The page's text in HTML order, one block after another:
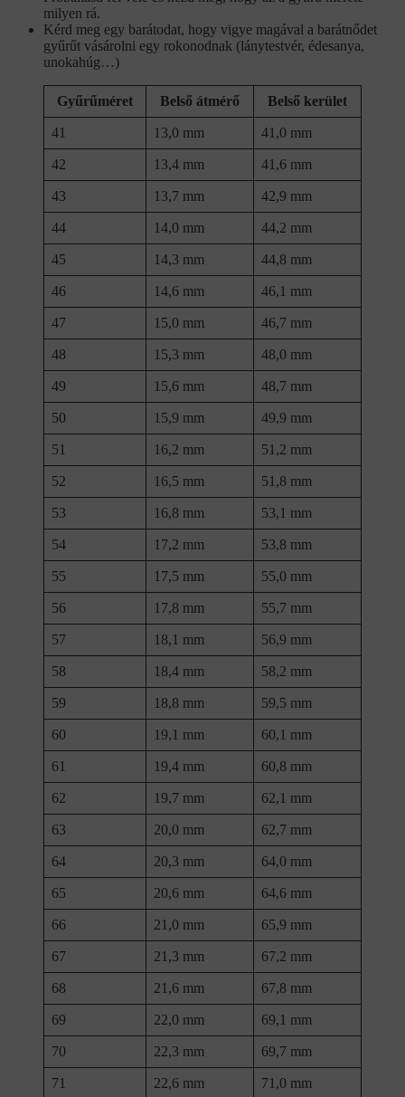
milyen rá.
Kérd meg egy barátodat, hogy vigye magával a barátnődet
gyűrűt vásárolni egy rokonodnak (lánytestvér, édesanya,
unokahúg…)
Gyűrűméret Belső átmérő Belső kerület
41 13,0 mm 41,0 mm
42 13,4 mm 41,6 mm
43 13,7 mm 42,9 mm
44 14,0 mm 44,2 mm
45 14,3 mm 44,8 mm
46 14,6 mm 46,1 mm
47 15,0 mm 46,7 mm
48 15,3 mm 48,0 mm
49 15,6 mm 48,7 mm
50 15,9 mm 49,9 mm
51 16,2 mm 51,2 mm
52 16,5 mm 51,8 mm
53 16,8 mm 53,1 mm
54 17,2 mm 53,8 mm
55 17,5 mm 55,0 mm
56 17,8 mm 55,7 mm
57 18,1 mm 56,9 mm
58 18,4 mm 58,2 mm
59 18,8 mm 59,5 mm
60 19,1 mm 60,1 mm
61 19,4 mm 60,8 mm
62 19,7 mm 62,1 mm
63 20,0 mm 62,7 mm
64 20,3 mm 64,0 mm
65 20,6 mm 64,6 mm
66 21,0 mm 65,9 mm
67 21,3 mm 67,2 mm
68 21,6 mm 67,8 mm
69 22,0 mm 69,1 mm
70 22,3 mm 69,7 mm
71 22,6 mm 71,0 mm